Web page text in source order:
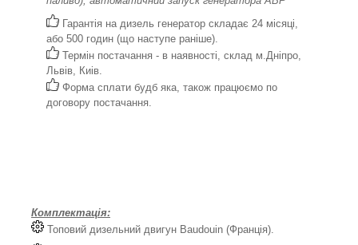
Гарантія на дизель генератор складає 24 місяці,
або 500 годин (що наступе раніше).
Термін постачання - в наявності, склад м.Дніпро,
Львів, Киів.
Форма сплати будб яка, також працюємо по
договору постачання.
Комплектація:
Топовий дизельний двигун Baudouin (Франція).